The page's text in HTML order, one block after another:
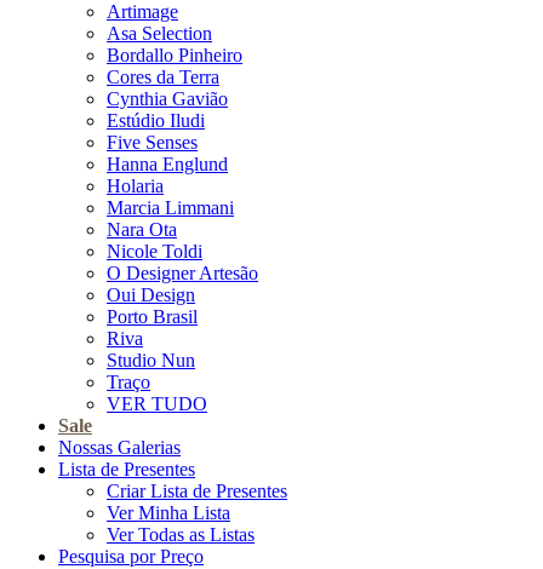
Artimage
Asa Selection
Bordallo Pinheiro
Cores da Terra
Cynthia Gavião
Estúdio Iludi
Five Senses
Hanna Englund
Holaria
Marcia Limmani
Nara Ota
Nicole Toldi
O Designer Artesão
Oui Design
Porto Brasil
Riva
Studio Nun
Traço
VER TUDO
Sale
Nossas Galerias
Lista de Presentes
Criar Lista de Presentes
Ver Minha Lista
Ver Todas as Listas
Pesquisa por Preço